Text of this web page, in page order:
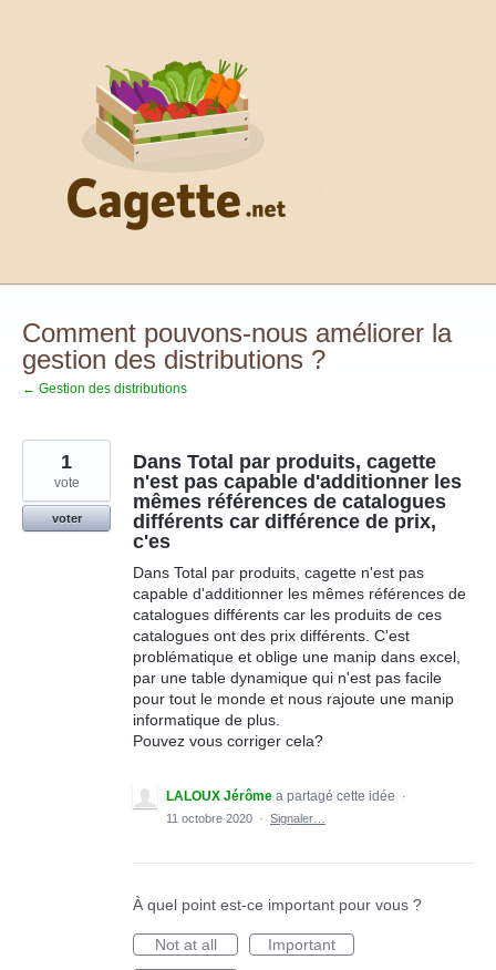
Comment pouvons-nous améliorer la
gestion des distributions ?
← Gestion des distributions
Dans Total par produits, cagette
n'est pas capable d'additionner les
mêmes références de catalogues
différents car différence de prix,
c'es
Dans Total par produits, cagette n'est pas
capable d'additionner les mêmes références de
catalogues différents car les produits de ces
catalogues ont des prix différents. C'est
problématique et oblige une manip dans excel,
par une table dynamique qui n'est pas facile
pour tout le monde et nous rajoute une manip
informatique de plus.
Pouvez vous corriger cela?
1
vote
voter
LALOUX Jérôme a partagé cette idée
·
11 octobre 2020 · Signaler…
À quel point est-ce important pour vous ?
Not at all
Important